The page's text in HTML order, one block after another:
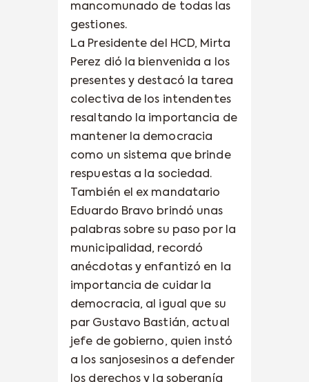
mancomunado de todas las
gestiones.
La Presidente del HCD, Mirta
Perez dió la bienvenida a los
presentes y destacó la tarea
colectiva de los intendentes
resaltando la importancia de
mantener la democracia
como un sistema que brinde
respuestas a la sociedad.
También el ex mandatario
Eduardo Bravo brindó unas
palabras sobre su paso por la
municipalidad, recordó
anécdotas y enfantizó en la
importancia de cuidar la
democracia, al igual que su
par Gustavo Bastián, actual
jefe de gobierno, quien instó
a los sanjosesinos a defender
los derechos y la soberanía